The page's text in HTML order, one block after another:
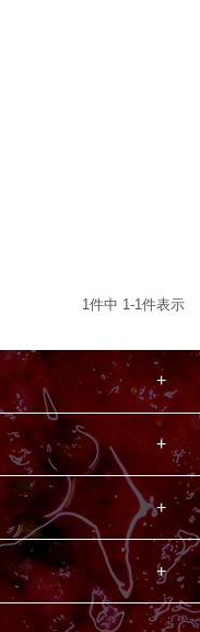
1 件中 1 -1 件表示